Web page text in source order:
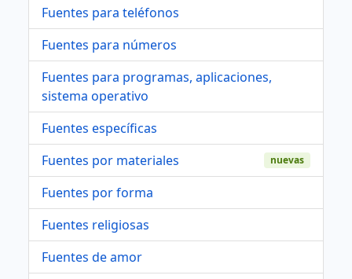
Fuentes para teléfonos
Fuentes para números
Fuentes para programas, aplicaciones,
sistema operativo
Fuentes específicas
Fuentes por materiales
nuevas
Fuentes por forma
Fuentes religiosas
Fuentes de amor